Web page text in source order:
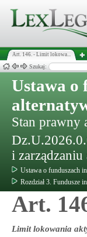
Art. 146. - Limit lokowa...
Szukaj:
Ustawa o
Stan prawny
i
Ustawa o funduszach
Rozdział 3. Fundusze
Art.
Limit lokowania